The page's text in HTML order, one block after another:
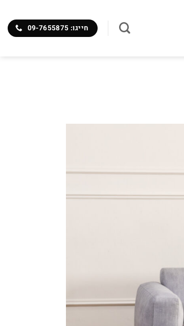
חייגו: 09-7655875